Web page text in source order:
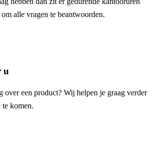
alle vragen te beantwoorden.
u
over een product? Wij helpen je graag verder
te komen.